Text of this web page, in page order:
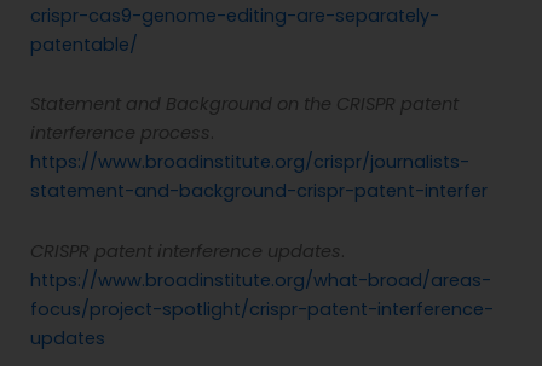
crispr-cas9-genome-editing-are-separately-
patentable/
Statement and Background on the CRISPR patent
interference process.
https://www.broadinstitute.org/crispr/journalists-
statement-and-background-crispr-patent-interfer
CRISPR patent interference updates.
https://www.broadinstitute.org/what-broad/areas-
focus/project-spotlight/crispr-patent-interference-
updates